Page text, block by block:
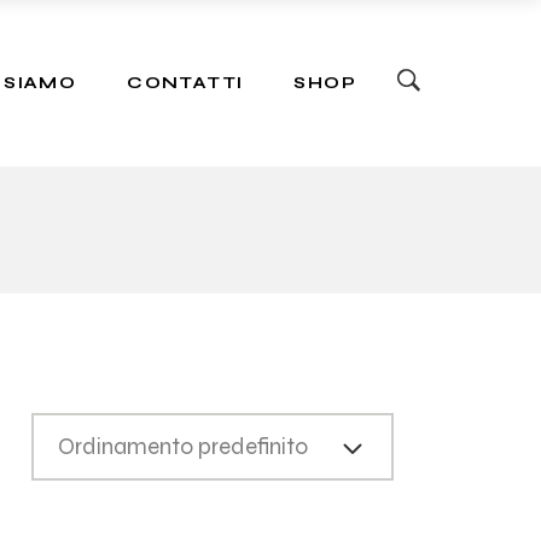
CONTATTI SHOP
Ordinamento predefinito